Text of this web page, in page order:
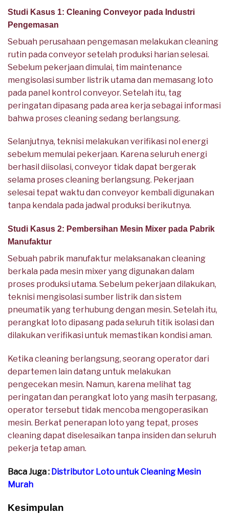
Studi Kasus 1: Cleaning Conveyor pada Industri
Pengemasan
Sebuah perusahaan pengemasan melakukan cleaning
rutin pada conveyor setelah produksi harian selesai.
Sebelum pekerjaan dimulai, tim maintenance
mengisolasi sumber listrik utama dan memasang loto
pada panel kontrol conveyor. Setelah itu, tag
peringatan dipasang pada area kerja sebagai informasi
bahwa proses cleaning sedang berlangsung.
Selanjutnya, teknisi melakukan verifikasi nol energi
sebelum memulai pekerjaan. Karena seluruh energi
berhasil diisolasi, conveyor tidak dapat bergerak
selama proses cleaning berlangsung. Pekerjaan
selesai tepat waktu dan conveyor kembali digunakan
tanpa kendala pada jadwal produksi berikutnya.
Studi Kasus 2: Pembersihan Mesin Mixer pada Pabrik
Manufaktur
Sebuah pabrik manufaktur melaksanakan cleaning
berkala pada mesin mixer yang digunakan dalam
proses produksi utama. Sebelum pekerjaan dilakukan,
teknisi mengisolasi sumber listrik dan sistem
pneumatik yang terhubung dengan mesin. Setelah itu,
perangkat loto dipasang pada seluruh titik isolasi dan
dilakukan verifikasi untuk memastikan kondisi aman.
Ketika cleaning berlangsung, seorang operator dari
departemen lain datang untuk melakukan
pengecekan mesin. Namun, karena melihat tag
peringatan dan perangkat loto yang masih terpasang,
operator tersebut tidak mencoba mengoperasikan
mesin. Berkat penerapan loto yang tepat, proses
cleaning dapat diselesaikan tanpa insiden dan seluruh
pekerja tetap aman.
Baca Juga : Distributor Loto untuk Cleaning Mesin
Murah
Kesimpulan